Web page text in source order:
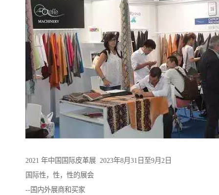
2021 年中国国际皮革展 2023年8月31日至9月2日
国际性，性，性的展会
--国内外展商和买家